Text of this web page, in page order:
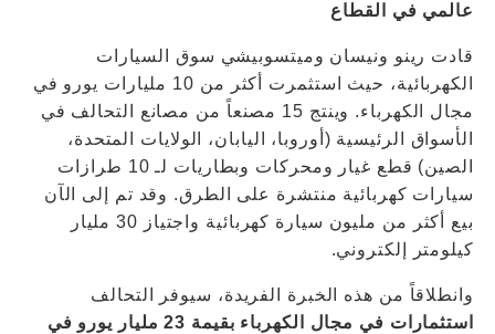
عالمي في القطاع
قادت رينو ونيسان وميتسوبيشي سوق السيارات
الكهربائية، حيث استثمرت أكثر من 10 مليارات يورو في
مجال الكهرباء. وينتج 15 مصنعاً من مصانع التحالف في
الأسواق الرئيسية (أوروبا، اليابان، الولايات المتحدة،
الصين) قطع غيار ومحركات وبطاريات لـ 10 طرازات
سيارات كهربائية منتشرة على الطرق. وقد تم إلى الآن
بيع أكثر من مليون سيارة كهربائية واجتياز 30 مليار
كيلومتر إلكتروني.
وانطلاقاً من هذه الخبرة الفريدة، سيوفر التحالف
استثمارات في مجال الكهرباء بقيمة 23 مليار يورو في